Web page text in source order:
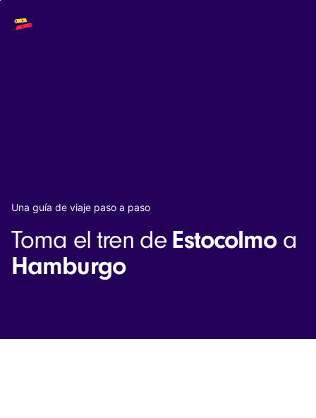
navigation
The API
Book a trip
Interrail passes
Eurail passes
Help & Support
Una guía de viaje paso a paso
Toma el tren deEstocolmoa
Hamburgo